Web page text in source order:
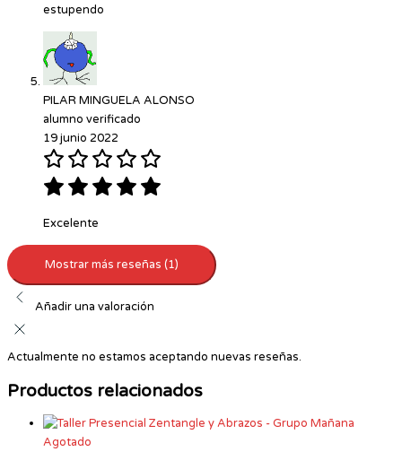
estupendo
PILAR MINGUELA ALONSO
alumno verificado
19 junio 2022
Excelente
Mostrar más reseñas (1)
Añadir una valoración
Actualmente no estamos aceptando nuevas reseñas.
Productos relacionados
Agotado